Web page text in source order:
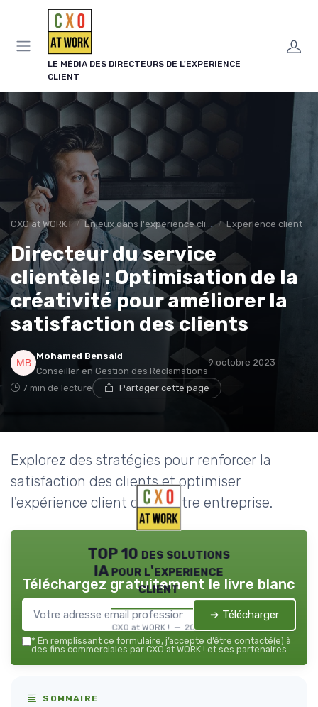
LE MÉDIA DES DIRECTEURS DE L'EXPERIENCE
CLIENT
CXO at WORK ! Enjeux dans l'experience client Experience client
Directeur du service
clientèle : Optimisation de la
créativité pour améliorer la
satisfaction des clients
Mohamed Bensaid
Conseiller en Gestion des Réclamations
9 octobre 2023
7 min de lecture Partager cette page
Explorez des stratégies pour renforcer la
satisfaction des clients et optimiser
l'expérience client dans notre entreprise.
TOP 10 des solutions
IA pour l'experience
client
CXO at WORK ! — 2026
Téléchargez gratuitement le livre blanc
➔ Télécharger
* En remplissant ce formulaire, j’accepte d’être contacté(e) à
des fins commerciales par CXO at WORK ! et ses partenaires.
SOMMAIRE
Panneau de gestion des cookies